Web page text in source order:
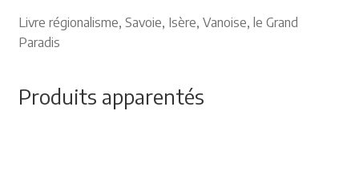
Livre régionalisme, Savoie, Isère, Vanoise, le Grand
Paradis
Produits apparentés